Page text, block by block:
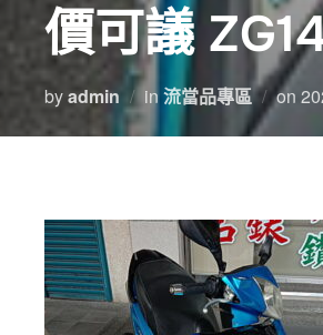
價可議
byadmin in 流當品專區 on